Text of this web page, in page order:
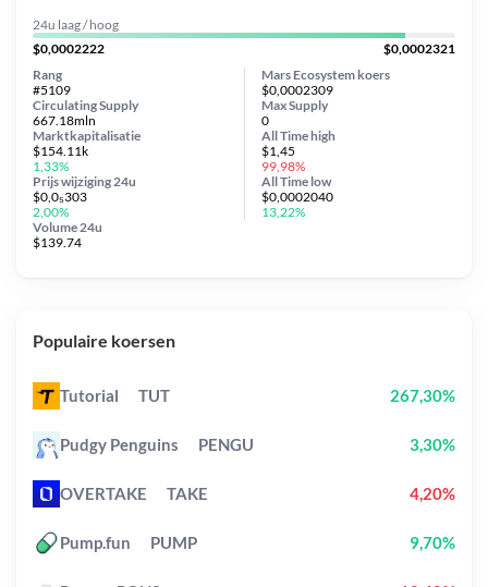
24u laag / hoog
$0,0002222
$0,0002321
Mars Ecosystem koers
$0,0002309
Circulating Supply
667.18mln
Prijs wijziging 24u
$0,0₅303
2,00%
Max Supply
0
Marktkapitalisatie
$154.11k
1,33%
Volume 24u
$139.74
Rang
#5109
All Timehigh
$1,45
99,98%
All Time low
$0,0002040
13,22%
Populaire koersen
Tutorial TUT 267,30%
Pudgy Penguins PENGU 3,30%
OVERTAKE TAKE 4,20%
Pump.fun PUMP 9,70%